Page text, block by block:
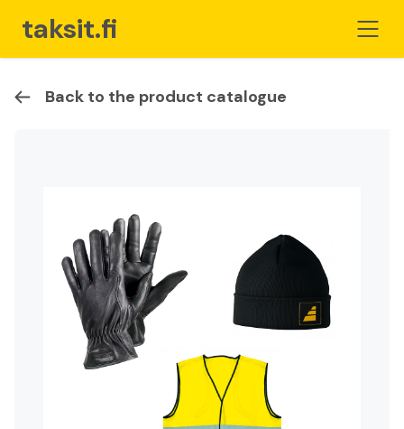
taksit.fi
Store
Cart
Become a member
Back to the product catalogue